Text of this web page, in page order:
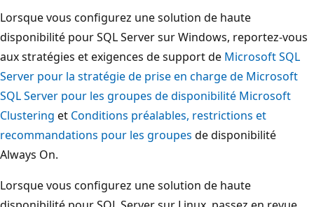
Lorsque vous configurez une solution de haute
disponibilité pour SQL Server sur Windows, reportez-vous
aux stratégies et exigences de support de Microsoft SQL
Server pour la stratégie de prise en charge de Microsoft
SQL Server pour les groupes de disponibilité Microsoft
Clustering et Conditions préalables, restrictions et
recommandations pour les groupes de disponibilité
Always On.
Lorsque vous configurez une solution de haute